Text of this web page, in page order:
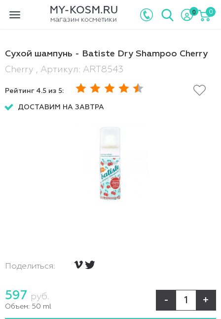
Toggle
0 0
Сухой шампунь - Batiste Dry Shampoo Cherry
Cherry , Артикул: ART8543
Рейтинг 4.5 из 5:
ДОСТАВИМ НА ЗАВТРА
Поделиться:
597 руб.
Объем: 50 ml
- +